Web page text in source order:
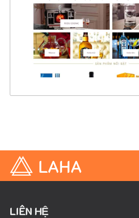
CHI TIẾT
XEM THỰC TẾ
LIÊN HỆ